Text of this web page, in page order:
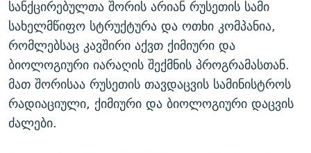
სანქცირებულთა შორის არიან რუსეთის სამი
სახელმწიფო სტრუქტურა და ოთხი კომპანია,
რომლებსაც კავშირი აქვთ ქიმიური და
ბიოლოგიური იარაღის შექმნის პროგრამასთან.
მათ შორისაა რუსეთის თავდაცვის სამინისტროს
რადიაციული, ქიმიური და ბიოლოგიური დაცვის
ძალები.